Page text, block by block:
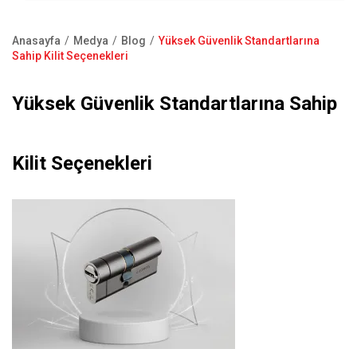
Kale Alarm
Garanti Kayıt Formu
Bize Ulaşın
Sayfa
Anasayfa Medya Blog
Yüksek Güvenlik Standartlarına
Sahip Kilit Seçenekleri
Yüksek Güvenlik Standartlarına Sahip
Kilit Seçenekleri